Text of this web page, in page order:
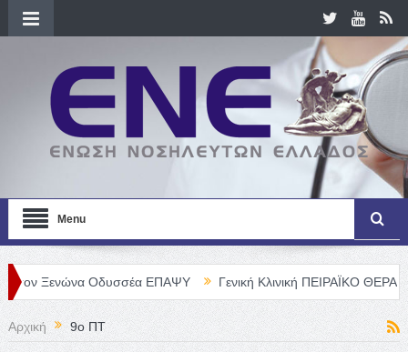
Menu
Οδυσσέα ΕΠΑΨΥ Γενική Κλινική ΠΕΙΡΑΪΚΟ
Αρχική 9ο ΠΤ